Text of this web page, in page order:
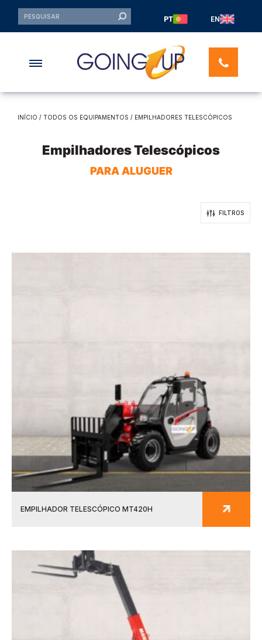
PT EN
INÍCIO / TODOS OS EQUIPAMENTOS / EMPILHADORES TELESCÓPICOS
Empilhadores Telescópicos
PARA ALUGUER
FILTROS
EMPILHADOR TELESCÓPICO MT420H